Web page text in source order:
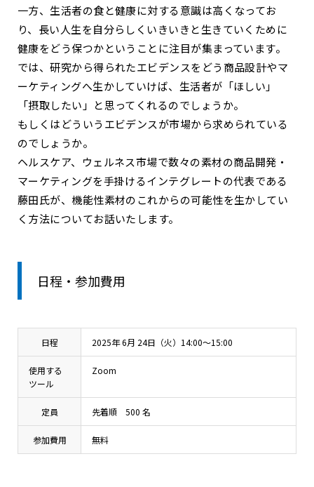
一方、生活者の食と健康に対する意識は高くなってお
り、長い人生を自分らしくいきいきと生きていくために
健康をどう保つかということに注目が集まっています。
では、研究から得られたエビデンスをどう商品設計やマ
ーケティングへ生かしていけば、生活者が「ほしい」
「摂取したい」と思ってくれるのでしょうか。
もしくはどういうエビデンスが市場から求められている
のでしょうか。
ヘルスケア、ウェルネス市場で数々の素材の商品開発・
マーケティングを手掛けるインテグレートの代表である
藤田氏が、機能性素材のこれからの可能性を生かしてい
く方法についてお話いたします。
日程・参加費用
日程 2025年 6月 24日（火）14:00～15:00
使用する
ツール
Zoom
定員 先着順 500 名
参加費用 無料